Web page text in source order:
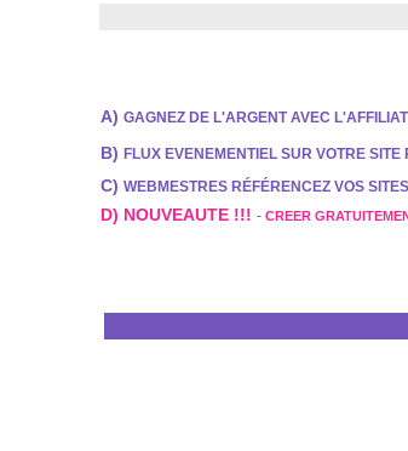
A) GAGNEZ DE L'ARGENT AVEC
B) FLUX EVENEMENTIEL SUR VOTRE
C) WEBMESTRES RÉFÉRENCEZ VOS
D) NOUVEAUTE !!! - CREER